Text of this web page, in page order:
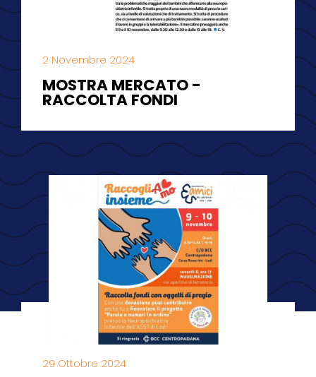
2 Novembre 2024
MOSTRA MERCATO -
RACCOLTA FONDI
29 Ottobre 2024